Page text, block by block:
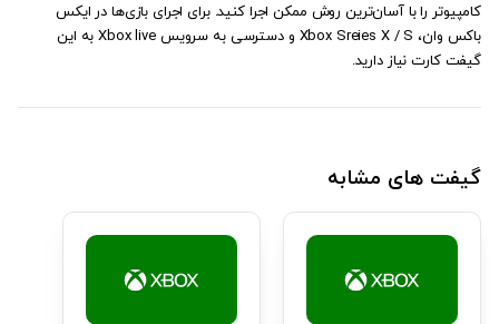
کامپیوتر را با آسان‌ترین روش ممکن اجرا کنید. برای اجرای بازی‌ها در ایکس
باکس وان، Xbox Sreies X / S و دسترسی به سرویس Xbox live به این
گیفت کارت نیاز دارید.
گیفت های مشابه